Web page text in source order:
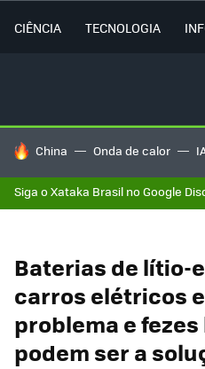
CIÊNCIA TECNOLOGIA
TENDÊNCIAS DO DIA
China Onda de calor
Siga o Xataka Brasil no Google
Baterias de lítio-
carros elétricos
problema e
podem ser a